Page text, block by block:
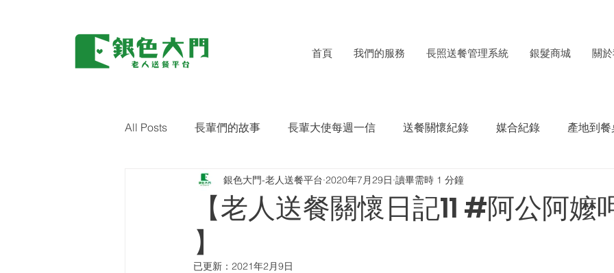
首頁 我們的服務 長照送餐管理系統 銀髮商城 關
All Posts 長輩們的故事 長輩大使每週一信 送餐關懷紀錄 媒合紀錄 產地到餐
環保｜零廢棄 藝術關懷 每月食材捐贈電子報 ESG成果紀錄
【老人送餐關懷日記11 #阿公阿嬤
】
銀色大門-老人送餐平台 2020年7月29日 讀畢需時 1 分鐘
已更新： 2021年2月9日